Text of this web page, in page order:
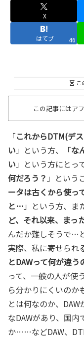
X
はてブ 46
こ
この記事にはア
「これからDTM(デ
い 」という方、「な
い 」という方にとっ
何だろう？ 」という
ータは古くから使っ
と… 」という方、ま
ど、それ以来、まっ
んだか難しそうで…
実際、私に寄せられ
とDAWって何が違う
って、一般の人が使
ら分かりにくいのか
とは何なのか、
なDAWがあり、国
か……などDAW、